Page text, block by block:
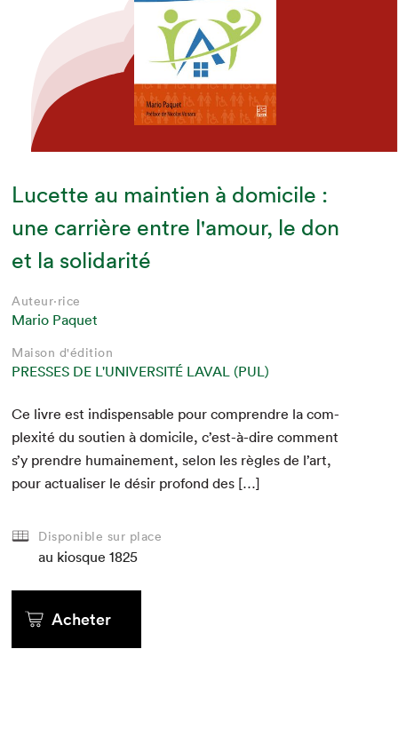
Lucette au maintien à domicile :
une carrière entre l'amour, le don
et la solidarité
Auteur·rice
Mario Paquet
Maison d'édition
PRESSES DE L'UNIVERSITÉ LAVAL (PUL)
Ce livre est indis­pens­able pour com­pren­dre la com­
plex­ité du sou­tien à domi­cile, c’est-à-dire com­ment
s’y pren­dre humaine­ment, selon les règles de l’art,
pour actu­alis­er le désir pro­fond des […]
Disponible sur place
au kiosque 1825
Acheter